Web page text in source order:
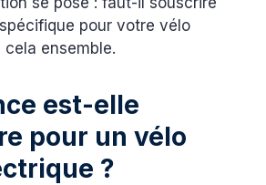
pour votre vélo
ensemble.
est-elle
pour un vélo
?